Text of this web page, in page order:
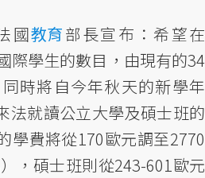
國教育部長宣布：希望在
際學生的數目，由現有的34
時將自今年秋天的新學年
法就讀公立大學及碩士班的
費將從170歐元調至2770
，碩士班則從243-601歐元